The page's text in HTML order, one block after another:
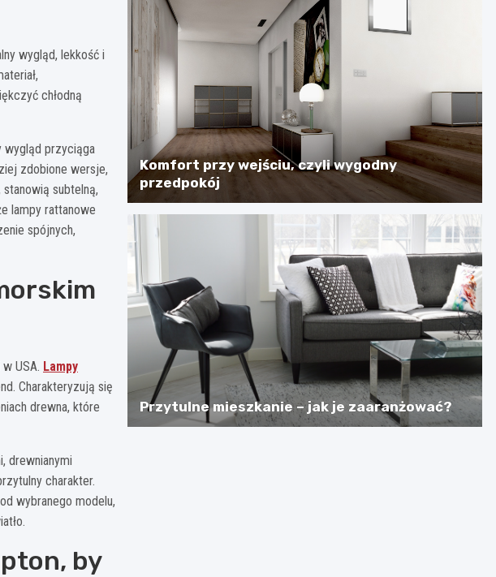
wygląd, lekkość i
chłodną
wygląd przyciąga
zdobione wersje,
subtelną,
lampy rattanowe
spójnych,
USA. Lampy
Charakteryzują się
drewna, które
drewnianymi
charakter.
wybranego modelu,
by
Komfort przy wejściu, czyli wygodny
przedpokój
Przytulne mieszkanie – jak je zaaranżować?